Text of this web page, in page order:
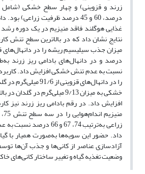
درصد، 60 و 45 درصد ظرفیت زراعی)
غذایی هوگلند فاقد منیزیم در یک دوره
را در دانهال‌های
خشکی به میزان 9/13 میلی‌گرم
افزایش داد. در رقم بادامی ریز ‌زرند نیز
زراعی به‌ترتیب 74، 67 و
داد. حضور این سویه‌ها به‌صورت همیار با
آزادسازی عناصر از کانی‌ها و جذب آن‌ها
وضعیت تغذیه گیاه و تغییر ساختار کانی‌های